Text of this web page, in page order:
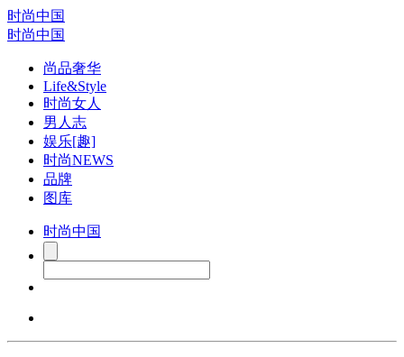
时尚中国
时尚中国
尚品奢华
Life&Style
时尚女人
男人志
娱乐[趣]
时尚NEWS
品牌
图库
时尚中国